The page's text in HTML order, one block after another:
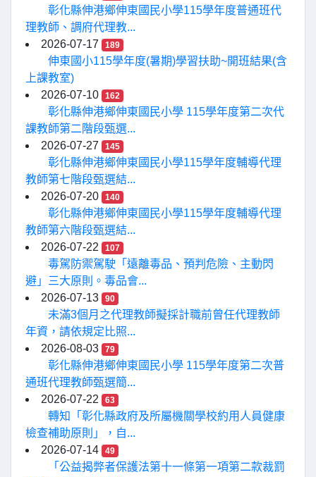
彰化縣伸港鄉伸東國民小學115學年度普通班代
理教師、調府代理教...
2026-07-17
189
伸東國小115學年度(暑期)學習扶助~開班結果(含
上課教室)
2026-07-10
162
彰化縣伸港鄉伸東國民小學 115學年度第二次代
課教師第二階段甄選...
2026-07-27
145
彰化縣伸港鄉伸東國民小學115學年度輔導代理
教師第七階段甄選結...
2026-07-20
140
彰化縣伸港鄉伸東國民小學115學年度輔導代理
教師第六階段甄選結...
2026-07-22
107
毒駕防禦駕駛「遠離毒品、預判危險、主動閃
避」三大原則。毒品會...
2026-07-13
90
未滿3個月之代理教師擬採計職前曾任代理教師
年資，請依規定比照...
2026-08-03
79
彰化縣伸港鄉伸東國民小學 115學年度第二次普
通班代理教師甄選簡...
2026-07-22
63
轉知「彰化縣政府及所屬機關學校約用人員健康
檢查補助原則」，自...
2026-07-14
49
「公益揭弊者保護法第十一條第一項第二款裁罰